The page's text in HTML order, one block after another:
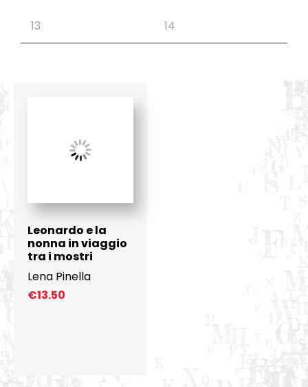
Leonardo e la
nonna in viaggio
tra i mostri
Lena Pinella
€13.50